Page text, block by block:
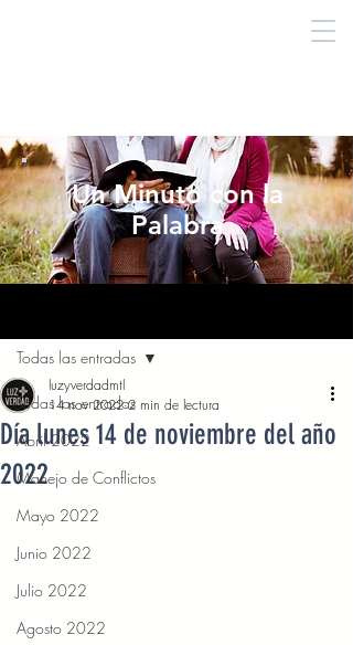
Un Minuto con la
Palabra
Todas las entradas
Abril 2022
Manejo de Conflictos
Mayo 2022
Junio 2022
Julio 2022
Agosto 2022
Todas las entradas
Día lunes 14 de noviembre del año
2022
luzyverdadmtl
14 nov 2022 2 min de lectura